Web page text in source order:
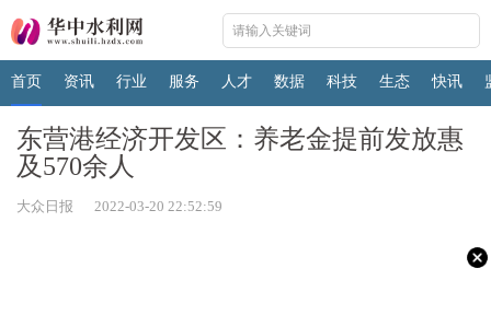
首页 资讯 行业 服务 人才 数据 科技 生态 快讯
东营港经济开发区：养老金提前发放惠
及570余人
大众日报 2022-03-20 22:52:59